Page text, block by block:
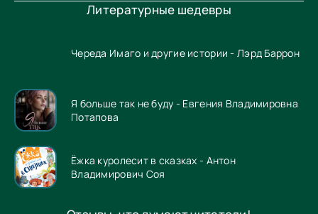
Литературные шедевры
Череда Имаго и другие истории - Лэрд Баррон
Я больше так не буду - Евгения Владимировна
Потапова
Ёжка куролесит в сказках - Антон
Владимирович Соя